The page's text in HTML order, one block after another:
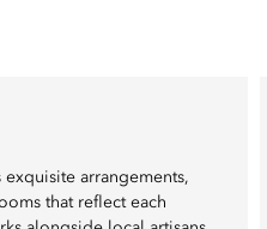
arrangements,
that reflect each